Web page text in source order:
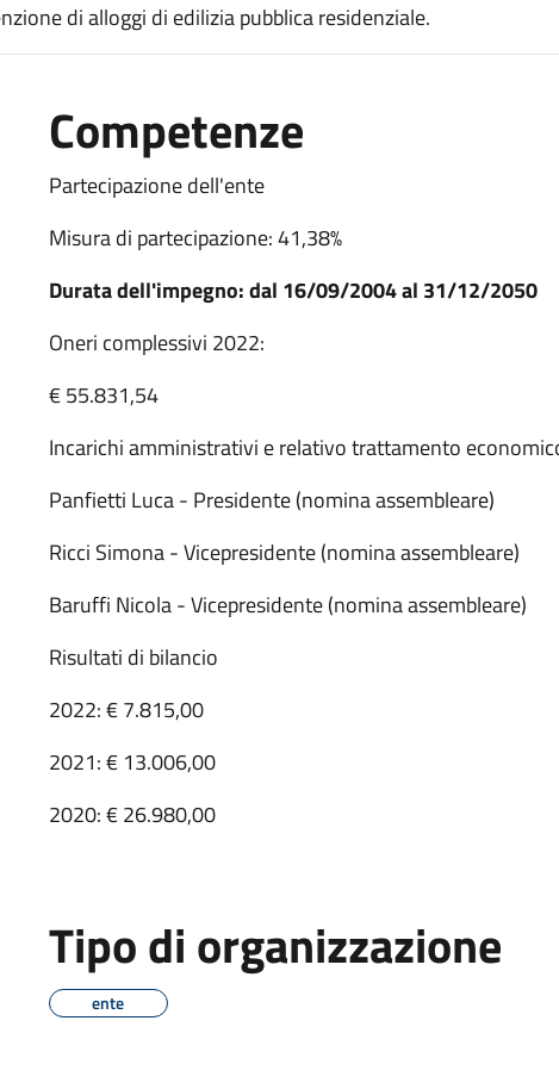
di alloggi di edilizia pubblica residenziale.
Competenze
Partecipazione dell'ente
Misura di partecipazione: 41,38%
Durata dell'impegno: dal 16/09/2004 al 31/12/2050
Oneri complessivi 2022:
€ 55.831,54
Incarichi amministrativi e relativo trattamento
Panfietti Luca - Presidente (nomina assembleare)
Ricci Simona - Vicepresidente (nomina assembleare)
Baruffi Nicola - Vicepresidente (nomina assembleare)
Risultati di bilancio
2022: € 7.815,00
2021: € 13.006,00
2020: € 26.980,00
Tipo di organizzazione
ente